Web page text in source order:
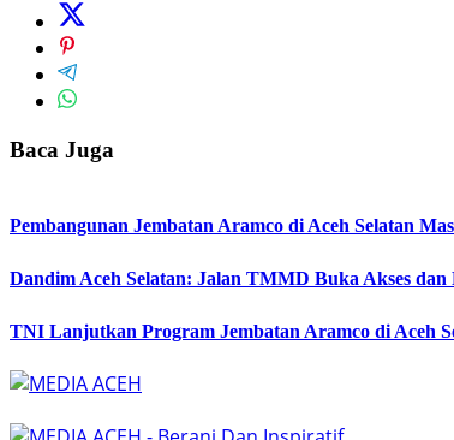
Baca Juga
Pembangunan Jembatan Aramco di Aceh Selatan
Dandim Aceh Selatan: Jalan TMMD Buka Akses dan
TNI Lanjutkan Program Jembatan Aramco di Aceh